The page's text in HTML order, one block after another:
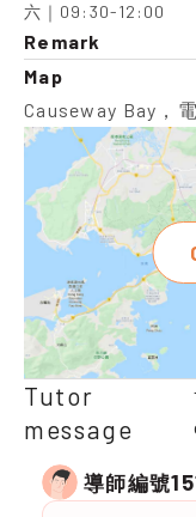
六｜09:30-12:00
Remark
Map
Causeway Bay，
Tutor
message
導師編號